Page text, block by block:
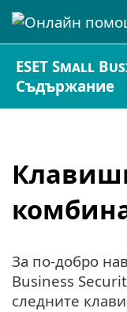
ESET Small
Съдържание
За по-добро
Business
следните